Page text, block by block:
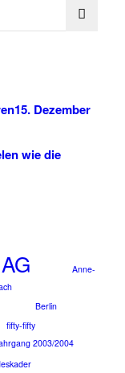
15. Dezember
wie die
Anne-
Berlin
fifty-fifty
2003/2004